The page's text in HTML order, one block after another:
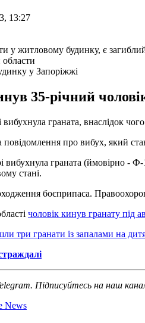
13:27
у Запоріжжі
35-річний
граната, внаслідок
повідомлення про вибух, який
граната (ймовірно -
стані.
боєприпаса.
чоловік кинув гранату під
три гранати із запалами на
Підписуйтесь на наш
News